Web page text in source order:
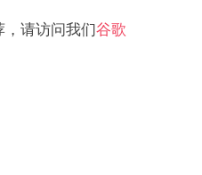
请访问我们谷歌